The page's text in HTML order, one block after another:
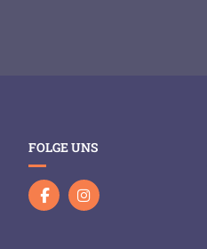
FOLGE UNS